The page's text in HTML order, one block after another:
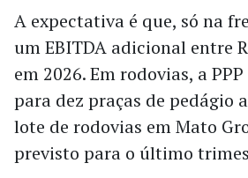
A expectativa é que, só na
um EBITDA adicional entre
em 2026. Em rodovias, a
para dez praças de pedágio
lote de rodovias em Mato
previsto para o último